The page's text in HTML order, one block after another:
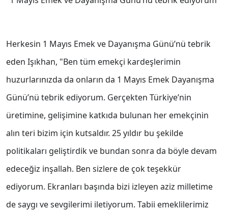
Herkesin 1 Mayıs Emek ve Dayanışma Günü’nü tebrik
eden Işıkhan, "Ben tüm emekçi kardeşlerimin
huzurlarınızda da onların da 1 Mayıs Emek Dayanışma
Günü’nü tebrik ediyorum. Gerçekten Türkiye’nin
üretimine, gelişimine katkıda bulunan her emekçinin
alın teri bizim için kutsaldır. 25 yıldır bu şekilde
politikaları geliştirdik ve bundan sonra da böyle devam
edeceğiz inşallah. Ben sizlere de çok teşekkür
ediyorum. Ekranları başında bizi izleyen aziz milletime
de saygı ve sevgilerimi iletiyorum. Tabii emeklilerimiz